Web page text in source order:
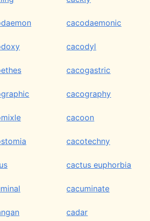
cacodaemonic
cacodyl
cacogastric
cacography
cacoon
cacotechny
cactus euphorbia
cacuminate
cadar